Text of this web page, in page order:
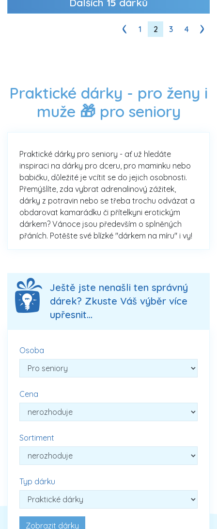
Dalších 15 dárků
1 2 3 4
Praktické dárky - pro ženy i
muže 🎁 pro seniory
Praktické dárky pro seniory - ať už hledáte
inspiraci na dárky pro dceru, pro maminku nebo
babičku, důležité je vcítit se do jejich osobnosti.
Přemýšlíte, zda vybrat adrenalinový zážitek,
dárky z potravin nebo se třeba trochu odvázat a
obdarovat kamarádku či přítelkyni erotickým
dárkem? Vánoce jsou především o splněných
přáních. Potěšte své blízké "dárkem na míru" i vy!
Ještě jste nenašli ten správný
dárek? Zkuste Váš výběr více
upřesnit...
Osoba
Cena
Sortiment
Typ dárku